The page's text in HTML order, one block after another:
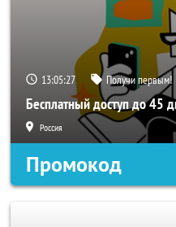
13:05:25 Получи первым!
Бесплатный доступ до 45
Россия
Промокод